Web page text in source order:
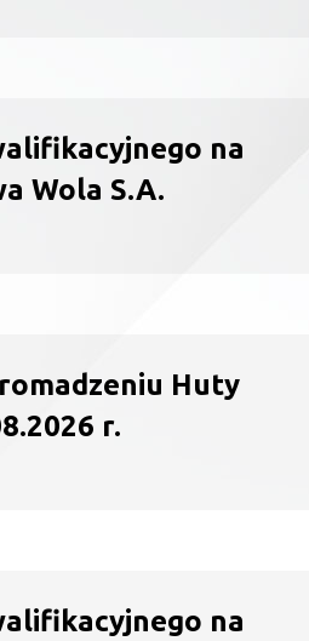
na
Wola S.A.
Huty
r.
na